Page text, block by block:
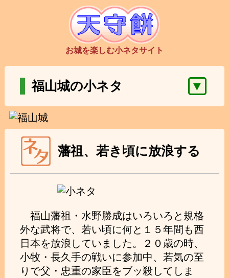
お城を楽しむ小ネタサイト
福山城の小ネタ ▼
藩祖、若き頃に放浪する
福山藩祖・水野勝成はいろいろと規格
外な武将で、若い頃に何と１５年間も西
日本を放浪していました。２０歳の時、
小牧・長久手の戦いに参加中、若気の至
りで父・忠重の家臣をブッ殺してしま